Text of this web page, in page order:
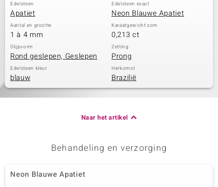
Edelsteen
Apatiet
Edelsteen exact
Neon Blauwe Apatiet
Aantal en grootte
1 à 4 mm
Karaatgewicht som
0,213 ct
Slijpvorm
Rond geslepen, Geslepen
Zetting
Prong
Edelsteen kleur
blauw
Herkomst
Brazilië
Naar het artikel
Behandeling en verzorging
Neon Blauwe Apatiet